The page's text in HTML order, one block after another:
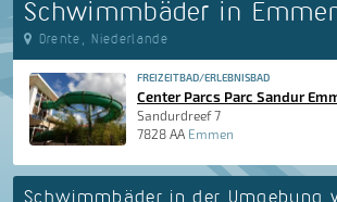
Schwimmbäder in
Drente, Niederlande
FREIZEITBAD/ERLEBNISBAD
Center Parcs Parc Sandur
Sandurdreef 7
7828 AA Emmen
Schwimmbäder in der Umgebung